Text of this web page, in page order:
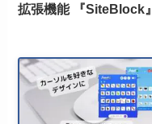
拡張機能 『SiteBlock』